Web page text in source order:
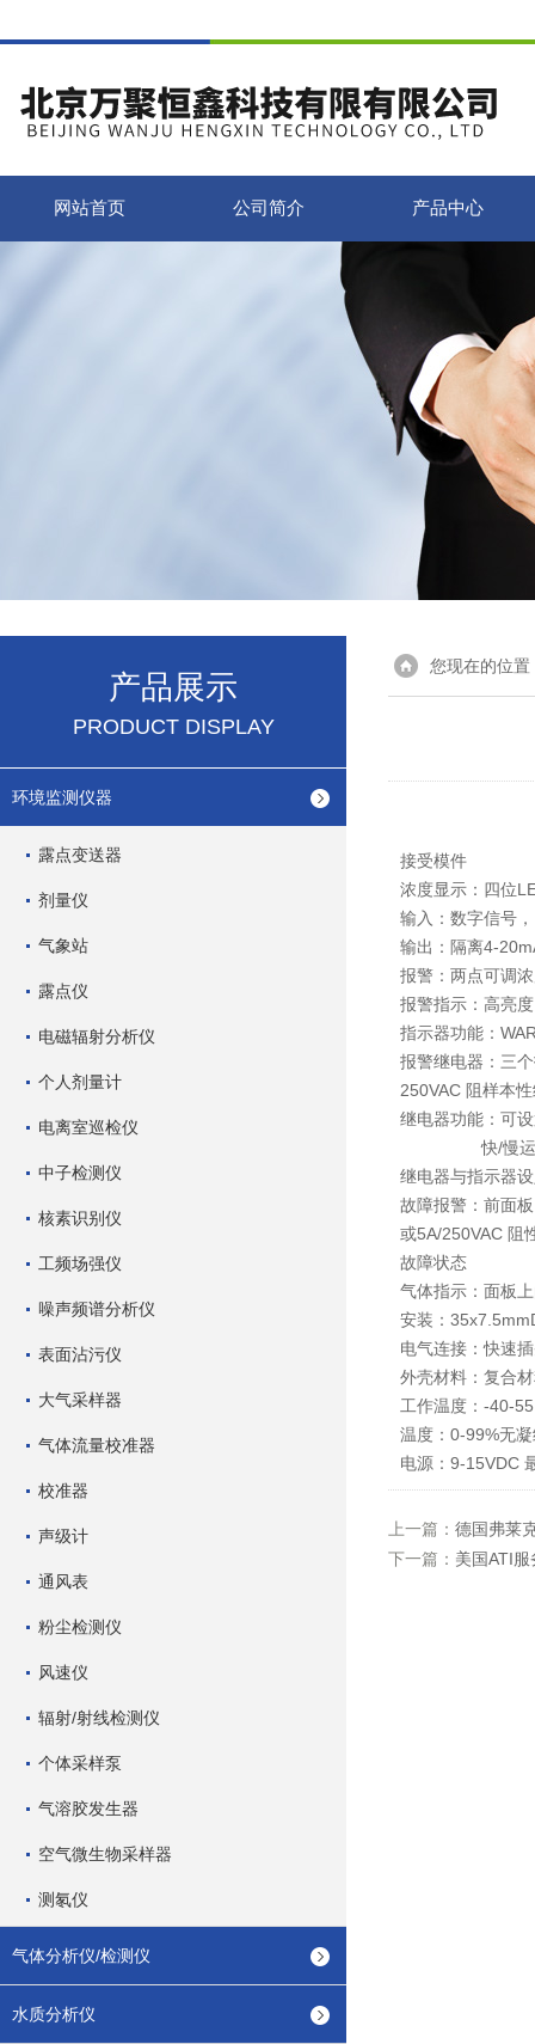
网站首页 公司简介 产品中心
产品展示
PRODUCT DISPLAY
环境监测仪器
露点变送器
剂量仪
气象站
露点仪
电磁辐射分析仪
个人剂量计
电离室巡检仪
中子检测仪
核素识别仪
工频场强仪
噪声频谱分析仪
表面沾污仪
大气采样器
气体流量校准器
校准器
声级计
通风表
粉尘检测仪
风速仪
辐射/射线检测仪
个体采样泵
气溶胶发生器
空气微生物采样器
测氡仪
气体分析仪/检测仪
水质分析仪
您现在的位置
接受
浓度显示：四
输入：数字信
输出：隔离4-
报警：两点可
报警指示：高亮
指示器功能：
报警继电器：三
250VAC 阻样
继电器功能：可
快/慢运
继电器与指示
故障报警：前面
或5A/250VAC
故障
气体指示：面
安装：
电气连接：
外壳材料：
工作温
温度：0-
电源：9-
上一篇： 德国弗莱
下一篇： 美国ATI